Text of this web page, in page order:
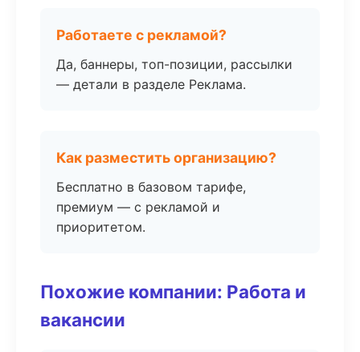
Работаете с рекламой?
Да, баннеры, топ-позиции, рассылки
— детали в разделе Реклама.
Как разместить организацию?
Бесплатно в базовом тарифе,
премиум — с рекламой и
приоритетом.
Похожие компании: Работа и
вакансии